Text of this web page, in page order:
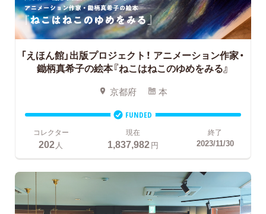
「えほん館」出版プロジェクト！ アニメーション作家・
鋤柄真希子の絵本『ねこはねこのゆめをみる』
京都府 本
FUNDED
コレクター
202人
現在
1,837,982円
終了
2023/11/30